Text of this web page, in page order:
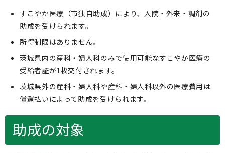
すこやか医療（市独自助成）により、入院・外来・調剤の
助成を受けられます。
所得制限はありません。
茨城県内の産科・婦人科のみで使用可能なすこやか医療の
受給者証が1枚交付されます。
茨城県外の産科・婦人科や産科・婦人科以外の医療費用は
償還払いによって助成を受けられます。
助成の対象